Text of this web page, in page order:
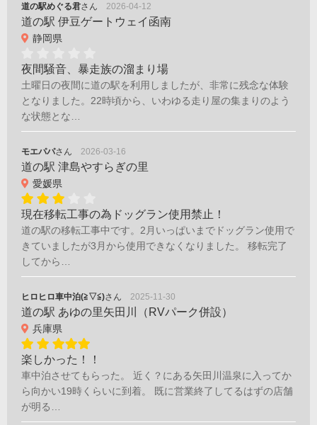
道の駅めぐる君さん 2026-04-12
道の駅 伊豆ゲートウェイ函南
静岡県
夜間騒音、暴走族の溜まり場
土曜日の夜間に道の駅を利用しましたが、非常に残念な体験
となりました。22時頃から、いわゆる走り屋の集まりのよう
な状態とな…
モエパパさん 2026-03-16
道の駅 津島やすらぎの里
愛媛県
現在移転工事の為ドッグラン使用禁止！
道の駅の移転工事中です。2月いっぱいまでドッグラン使用で
きていましたが3月から使用できなくなりました。 移転完了
してから…
ヒロヒロ車中泊(≧▽≦)さん 2025-11-30
道の駅 あゆの里矢田川（RVパーク併設）
兵庫県
楽しかった！！
車中泊させてもらった。 近く？にある矢田川温泉に入ってか
ら向かい19時くらいに到着。 既に営業終了してるはずの店舗
が明る…